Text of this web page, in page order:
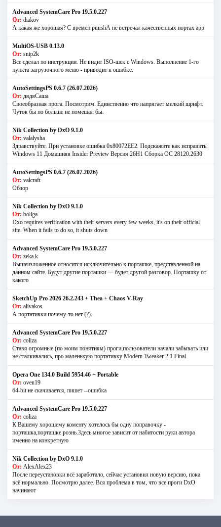
Advanced SystemCare Pro 19.5.0.227
От: diakov
А какая же хорошая? С времен punshА не встречал качественных портах app
MultiOS-USB 0.13.0
От: snip2k
Все сделал по инструкции. Не видит ISO-шек с Windows. Выполнение 1-го
пункта загрузочного меню - приводит к ошибке.
AutoSettingsPS 0.6.7 (26.07.2026)
От: дядяСаша
Своеобразная прога. Посмотрим. Единственно что напрягает мелкий шрифт.
Чуток бы по больше не помешал бы.
Nik Collection by DxO 9.1.0
От: valalysha
Здравствуйте. При установке ошибка 0х80072EE2. Подскажите как исправить.
Windows 11 Домашняя Insider Preview Версия 26H1 Сборка ОС 28120.2630
AutoSettingsPS 0.6.7 (26.07.2026)
От: valcraft
Обзор
Nik Collection by DxO 9.1.0
От: boliga
Dxo requires verification with their servers every few weeks, it's on their official
site. When it fails to do so, it shuts down
Advanced SystemCare Pro 19.5.0.227
От: zeka.k
Вышеизложенное относится исключительно к порташке, представленной на
данном сайте. Будут другие порташки — будет другой разговор. Порташку от
какого
SketchUp Pro 2026 26.2.243 + Thea + Chaos V-Ray
От: alivakos
А портативки почему-то нет (?).
Advanced SystemCare Pro 19.5.0.227
От: coliza
Ставя огромные (по моим понятиям) проги,пользователи начали забывать или
не сталкивались, про маленькую портативку Modern Tweaker 2.1 Final
Opera One 134.0 Build 5954.46 + Portable
От: oven19
64-bit не скачивается, пишет --ошибка
Advanced SystemCare Pro 19.5.0.227
От: coliza
К Вашему хорошему коменту хотелось бы одну поправочку -
порташка,порташке рознь.Здесь многое зависит от набитости руки автора
именно на конкретную
Nik Collection by DxO 9.1.0
От: AlexAlex23
После переустановки всё заработало, сейчас установил новую версию, пока
всё нормально. Посмотрю далее. Вся проблема в том, что все проги DxO
начинают